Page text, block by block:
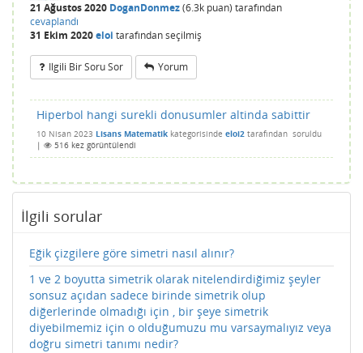
21 Ağustos 2020 DoganDonmez(6.3k puan) tarafından
cevaplandı
31 Ekim 2020eloi tarafındanseçilmiş
Ilgili Bir Soru Sor Yorum
Hiperbol hangi surekli donusumler altinda sabittir
10 Nisan 2023 Lisans Matematik kategorisinde eloi2 tarafından soruldu
|
516 kez görüntülendi
İlgili sorular
Eğik çizgilere göre simetri nasıl alınır?
1 ve 2 boyutta simetrik olarak nitelendirdiğimiz şeyler
sonsuz açıdan sadece birinde simetrik olup
diğerlerinde olmadığı için , bir şeye simetrik
diyebilmemiz için o olduğumuzu mu varsaymalıyız veya
doğru simetri tanımı nedir?